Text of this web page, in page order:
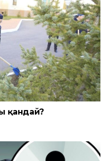
қандай?